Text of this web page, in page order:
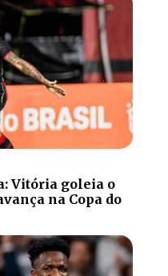
Vitória goleia o
na Copa do